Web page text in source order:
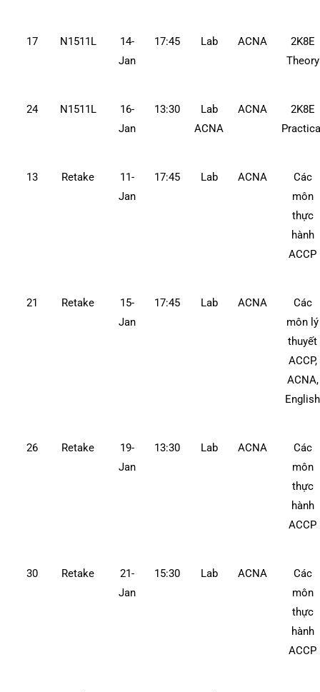
17 N1511L
14-
Jan
17:45 Lab ACNA
2K8E
Theory
24 N1511L
16-
Jan
13:30
Lab
ACNA
ACNA
2K8E
13 Retake
11-
Jan
17:45 Lab ACNA
Các
môn
thực
hành
ACCP
21 Retake
15-
Jan
17:45 Lab ACNA
Các
môn lý
thuyết
ACCP,
ACNA,
English
26 Retake
19-
Jan
13:30 Lab ACNA
Các
môn
thực
hành
ACCP
30 Retake
21-
Jan
15:30 Lab ACNA
Các
môn
thực
hành
ACCP